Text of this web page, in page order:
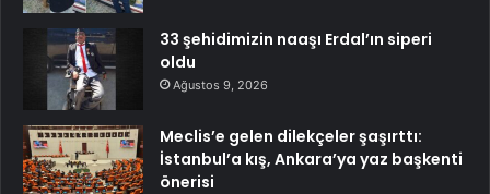
33 şehidimizin naaşı Erdal’ın siperi
oldu
Ağustos 9, 2026
Meclis’e gelen dilekçeler şaşırttı:
İstanbul’a kış, Ankara’ya yaz başkenti
önerisi